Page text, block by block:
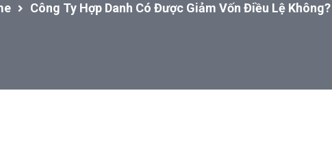
Công Ty Hợp Danh Có Được Giảm Vốn Điều Lệ Không?